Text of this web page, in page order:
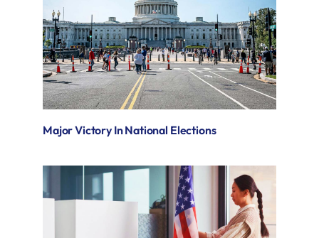
Major Victory In National Elections